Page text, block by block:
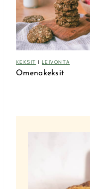
KEKSIT | LEIVONTA
Omenakeksit